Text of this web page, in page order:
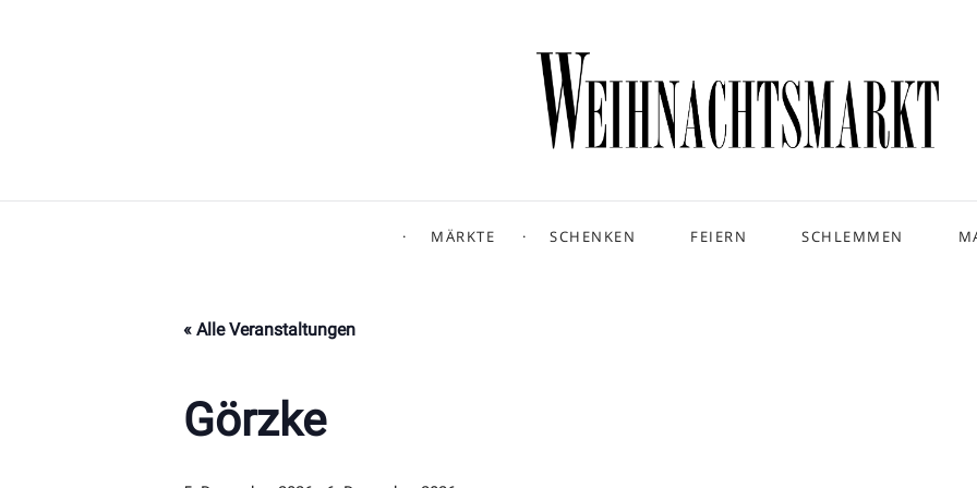
MÄRKTE SCHENKEN FEIERN SCHLEMMEN
« Alle Veranstaltungen
Görzke